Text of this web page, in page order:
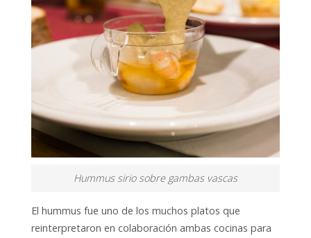
Hummus sirio sobre gambas vascas
El hummus fue uno de los muchos platos que
reinterpretaron en colaboración ambas cocinas para